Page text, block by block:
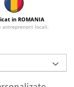
in ROMANIA
antreprenorii locali.